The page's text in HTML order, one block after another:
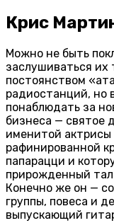
Крис
Можно не быть
заслушиваться их
постоянством
радиостанций, но
понаблюдать за
бизнеса — святое
именитой
рафинированной
папарацци и
прирожденный
Конечно же он —
группы, повеса и
выпускающий